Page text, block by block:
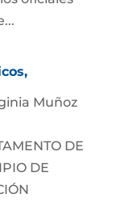
Muñoz
DE
DE